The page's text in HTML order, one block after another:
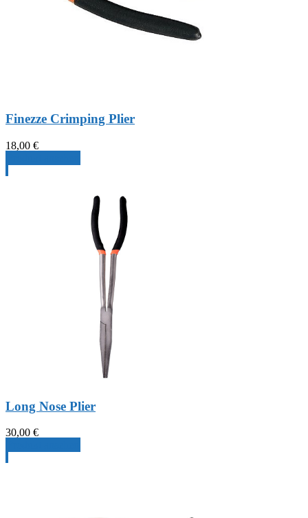
Finezze Crimping Plier
18,00 €
Long Nose Plier
30,00 €